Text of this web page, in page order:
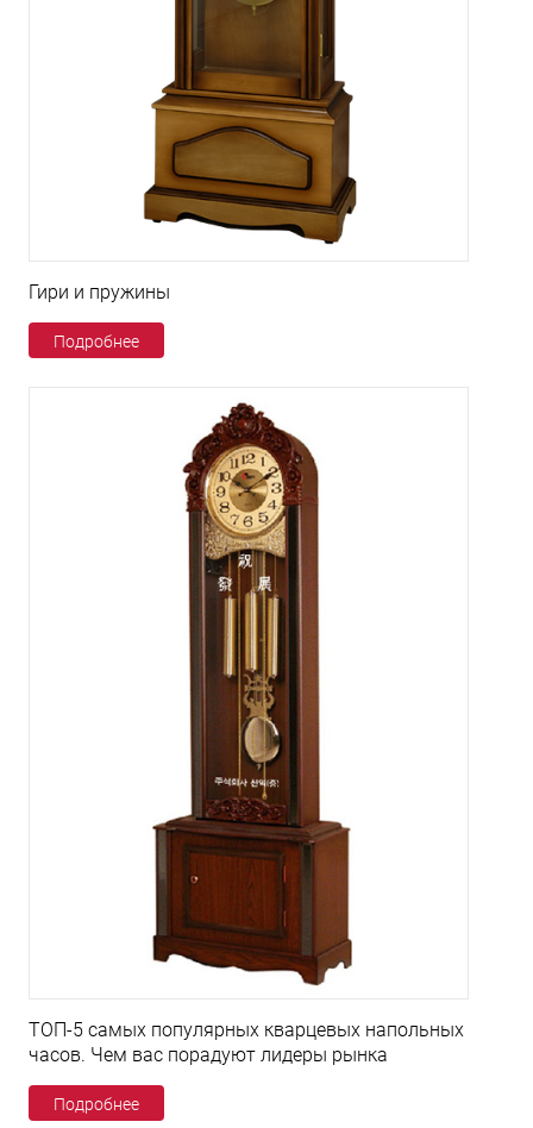
Гири и пружины
Подробнее
ТОП-5 самых популярных кварцевых напольных
часов. Чем вас порадуют лидеры рынка
Подробнее